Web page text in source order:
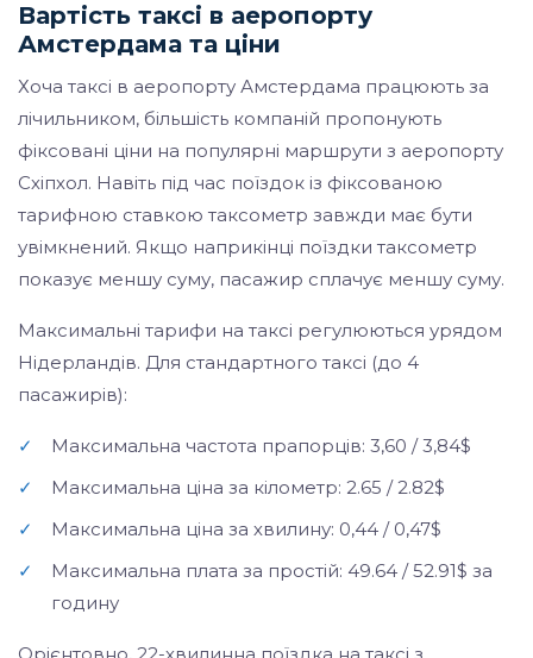
Вартість таксі в аеропорту
Амстердама та ціни
Хоча таксі в аеропорту Амстердама працюють за
лічильником, більшість компаній пропонують
фіксовані ціни на популярні маршрути з аеропорту
Схіпхол. Навіть під час поїздок із фіксованою
тарифною ставкою таксометр завжди має бути
увімкнений. Якщо наприкінці поїздки таксометр
показує меншу суму, пасажир сплачує меншу суму.
Максимальні тарифи на таксі регулюються урядом
Нідерландів. Для стандартного таксі (до 4
пасажирів):
✓
Максимальна частота прапорців: 3,60 / 3,84$
✓
Максимальна ціна за кілометр: 2.65 / 2.82$
✓
Максимальна ціна за хвилину: 0,44 / 0,47$
✓
Максимальна плата за простій: 49.64 / 52.91$ за
годину